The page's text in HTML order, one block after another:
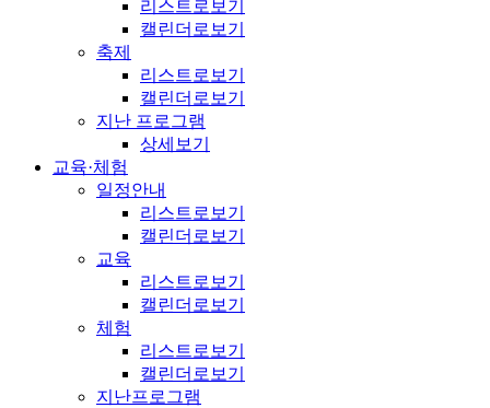
리스트로보기
캘린더로보기
축제
리스트로보기
캘린더로보기
지난 프로그램
상세보기
교육·체험
일정안내
리스트로보기
캘린더로보기
교육
리스트로보기
캘린더로보기
체험
리스트로보기
캘린더로보기
지난프로그램